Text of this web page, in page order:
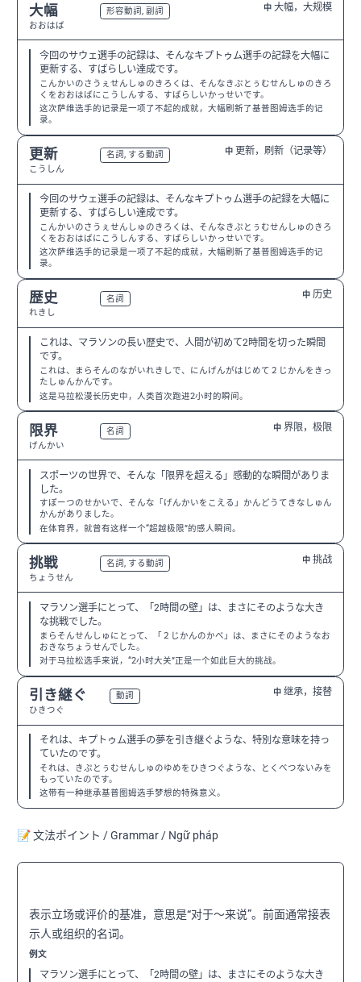
大幅
おおはば
形容動詞, 副詞 中 大幅，大规模
今回のサウェ選手の記録は、そんなキプトゥム選手の記録を大幅に
更新する、すばらしい達成です。
こんかいのさうぇせんしゅのきろくは、そんなきぷとぅむせんしゅのきろ
くをおおはばにこうしんする、すばらしいかっせいです。
这次萨维选手的记录是一项了不起的成就，大幅刷新了基普图姆选手的记
录。
更新
こうしん
名詞, する動詞 中 更新，刷新（记录等）
今回のサウェ選手の記録は、そんなキプトゥム選手の記録を大幅に
更新する、すばらしい達成です。
こんかいのさうぇせんしゅのきろくは、そんなきぷとぅむせんしゅのきろ
くをおおはばにこうしんする、すばらしいかっせいです。
这次萨维选手的记录是一项了不起的成就，大幅刷新了基普图姆选手的记
录。
歴史
れきし
名詞 中 历史
これは、マラソンの長い歴史で、人間が初めて2時間を切った瞬間
です。
これは、まらそんのながいれきしで、にんげんがはじめて２じかんをきっ
たしゅんかんです。
这是马拉松漫长历史中，人类首次跑进2小时的瞬间。
限界
げんかい
名詞 中 界限，极限
スポーツの世界で、そんな「限界を超える」感動的な瞬間がありま
した。
すぽーつのせかいで、そんな「げんかいをこえる」かんどうてきなしゅん
かんがありました。
在体育界，就曾有这样一个“超越极限”的感人瞬间。
挑戦
ちょうせん
名詞, する動詞 中 挑战
マラソン選手にとって、「2時間の壁」は、まさにそのような大き
な挑戦でした。
まらそんせんしゅにとって、「２じかんのかべ」は、まさにそのようなお
おきなちょうせんでした。
对于马拉松选手来说，“2小时大关”正是一个如此巨大的挑战。
引き継ぐ
ひきつぐ
動詞 中 继承，接替
それは、キプトゥム選手の夢を引き継ぐような、特別な意味を持っ
ていたのです。
それは、きぷとぅむせんしゅのゆめをひきつぐような、とくべつないみを
もっていたのです。
这带有一种继承基普图姆选手梦想的特殊意义。
📝 文法ポイント / Grammar / Ngữ pháp
表示立场或评价的基准，意思是“对于～来说”。前面通常接表
示人或组织的名词。
例文
マラソン選手にとって、「2時間の壁」は、まさにそのような大き